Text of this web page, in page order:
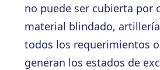
no puede ser cubierta por
material blindado,
todos los requerimientos
generan los estados de